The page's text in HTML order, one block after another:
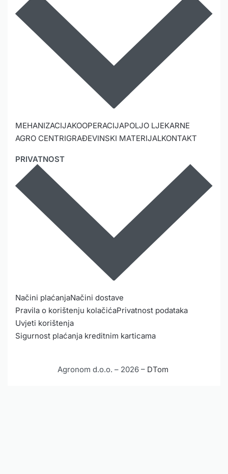
MEHANIZACIJAKOOPERACIJAPOLJO LJEKARNE
AGRO CENTRIGRAĐEVINSKI MATERIJALKONTAKT
PRIVATNOST
Načini plaćanjaNačini dostave
Pravila o korištenju kolačićaPrivatnost podataka
Uvjeti korištenja
Sigurnost plaćanja kreditnim karticama
Agronom d.o.o. – 2026 – DTom